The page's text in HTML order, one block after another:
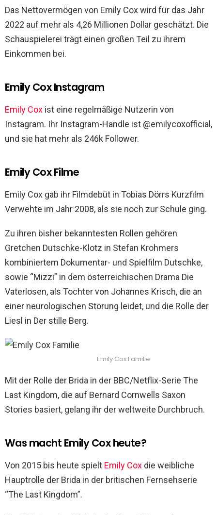
Das Nettovermögen von Emily Cox wird für das Jahr
2022 auf mehr als 4,26 Millionen Dollar geschätzt. Die
Schauspielerei trägt einen großen Teil zu ihrem
Einkommen bei.
Emily Cox Instagram
Emily Cox ist eine regelmäßige Nutzerin von
Instagram. Ihr Instagram-Handle ist @emilycoxofficial,
und sie hat mehr als 246k Follower.
Emily Cox Filme
Emily Cox gab ihr Filmdebüt in Tobias Dörrs Kurzfilm
Verwehte im Jahr 2008, als sie noch zur Schule ging.
Zu ihren bisher bekanntesten Rollen gehören
Gretchen Dutschke-Klotz in Stefan Krohmers
kombiniertem Dokumentar- und Spielfilm Dutschke,
sowie “Mizzi” in dem österreichischen Drama Die
Vaterlosen, als Tochter von Johannes Krisch, die an
einer neurologischen Störung leidet, und die Rolle der
Liesl in Der stille Berg.
Emily Cox Familie
Mit der Rolle der Brida in der BBC/Netflix-Serie The
Last Kingdom, die auf Bernard Cornwells Saxon
Stories basiert, gelang ihr der weltweite Durchbruch.
Was macht Emily Cox heute?
Von 2015 bis heute spielt Emily Cox die weibliche
Hauptrolle der Brida in der britischen Fernsehserie
“The Last Kingdom”.